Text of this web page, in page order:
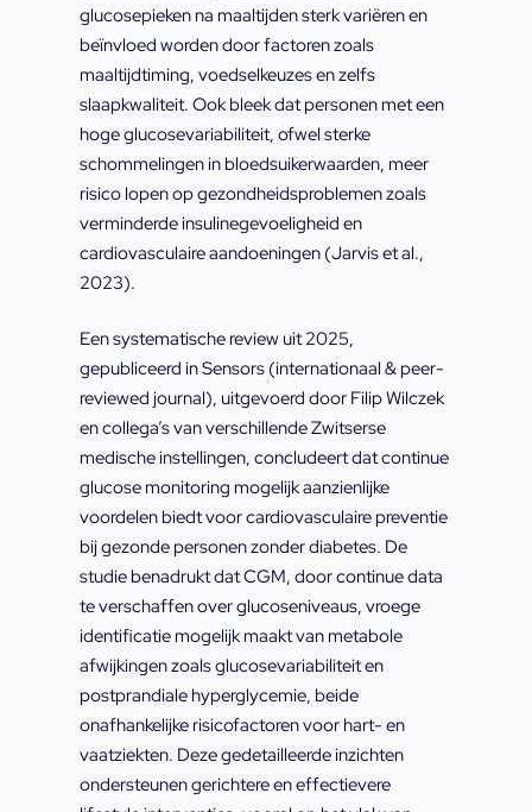
glucosepieken na maaltijden sterk variëren en
beïnvloed worden door factoren zoals
maaltijdtiming, voedselkeuzes en zelfs
slaapkwaliteit. Ook bleek dat personen met een
hoge glucosevariabiliteit, ofwel sterke
schommelingen in bloedsuikerwaarden, meer
risico lopen op gezondheidsproblemen zoals
verminderde insulinegevoeligheid en
cardiovasculaire aandoeningen (Jarvis et al.,
2023).
Een systematische review uit 2025,
gepubliceerd in Sensors (internationaal & peer-
reviewed journal), uitgevoerd door Filip Wilczek
en collega’s van verschillende Zwitserse
medische instellingen, concludeert dat continue
glucose monitoring mogelijk aanzienlijke
voordelen biedt voor cardiovasculaire preventie
bij gezonde personen zonder diabetes. De
studie benadrukt dat CGM, door continue data
te verschaffen over glucoseniveaus, vroege
identificatie mogelijk maakt van metabole
afwijkingen zoals glucosevariabiliteit en
postprandiale hyperglycemie, beide
onafhankelijke risicofactoren voor hart- en
vaatziekten. Deze gedetailleerde inzichten
ondersteunen gerichtere en effectievere